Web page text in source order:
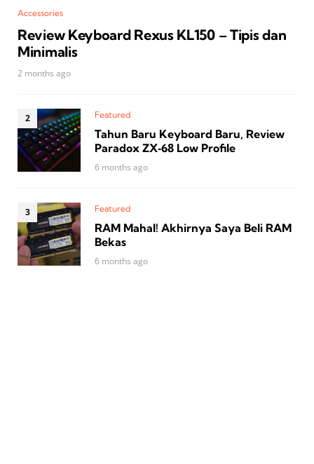
Accessories
Review Keyboard Rexus KL150 – Tipis dan
Minimalis
2 months ago
Featured
Tahun Baru Keyboard Baru, Review
Paradox ZX‑68 Low Profile
6 months ago
Featured
RAM Mahal! Akhirnya Saya Beli RAM
Bekas
6 months ago